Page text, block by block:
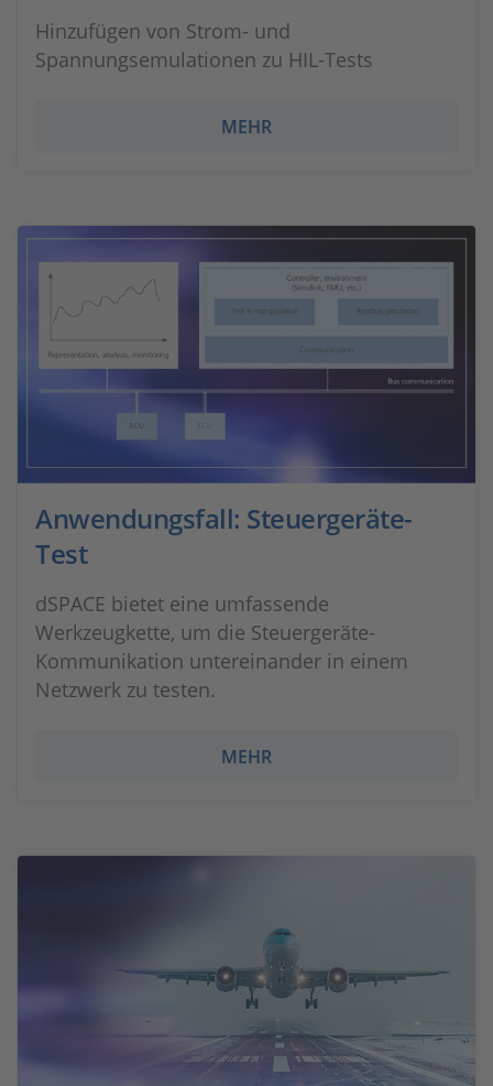
Hinzufügen von Strom- und
Spannungsemulationen zu HIL-Tests
MEHR
Anwendungsfall: Steuergeräte-
Test
dSPACE bietet eine umfassende
Werkzeugkette, um die Steuergeräte-
Kommunikation untereinander in einem
Netzwerk zu testen.
MEHR